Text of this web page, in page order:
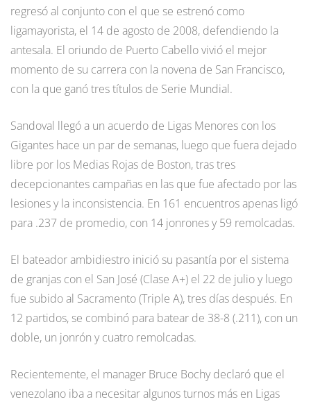
regresó al conjunto con el que se estrenó como
ligamayorista, el 14 de agosto de 2008, defendiendo la
antesala. El oriundo de Puerto Cabello vivió el mejor
momento de su carrera con la novena de San Francisco,
con la que ganó tres títulos de Serie Mundial.
Sandoval llegó a un acuerdo de Ligas Menores con los
Gigantes hace un par de semanas, luego que fuera dejado
libre por los Medias Rojas de Boston, tras tres
decepcionantes campañas en las que fue afectado por las
lesiones y la inconsistencia. En 161 encuentros apenas ligó
para .237 de promedio, con 14 jonrones y 59 remolcadas.
El bateador ambidiestro inició su pasantía por el sistema
de granjas con el San José (Clase A+) el 22 de julio y luego
fue subido al Sacramento (Triple A), tres días después. En
12 partidos, se combinó para batear de 38-8 (.211), con un
doble, un jonrón y cuatro remolcadas.
Recientemente, el manager Bruce Bochy declaró que el
venezolano iba a necesitar algunos turnos más en Ligas